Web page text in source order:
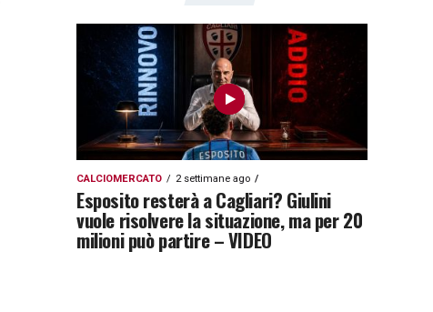
CALCIOMERCATO 2 settimane ago
Esposito resterà a Cagliari? Giulini
vuole risolvere la situazione, ma per 20
milioni può partire – VIDEO